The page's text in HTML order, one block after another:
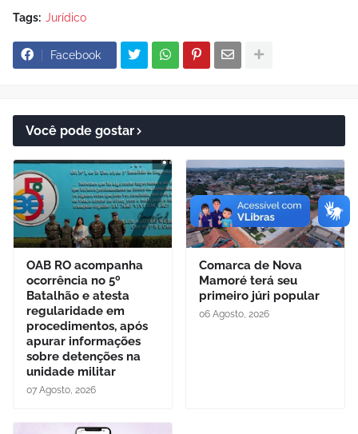
Tags: Jurídico
Facebook
Você pode gostar
OAB RO acompanha
ocorrência no 5º
Batalhão e atesta
regularidade em
procedimentos, após
apurar informações
sobre detenções na
unidade militar
07 Agosto, 2026
Comarca de Nova
Mamoré terá seu
primeiro júri popular
06 Agosto, 2026